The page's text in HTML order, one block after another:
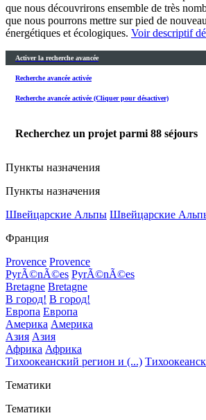
que nous découvrirons ensemble de très
que nous pourrons mettre sur pied de
énergétiques et écologiques. Voir descriptif
Activer la recherche avancée
Recherche avancée activée
Recherche avancée activée (Cliquer pour désactiver)
Recherchez un projet parmi 88 séjours
Пункты назначения
Пункты назначения
Швейцарские Альпы Швейцарские
Франция
Provence Provence
PyrÃ©nÃ©es PyrÃ©nÃ©es
Bretagne Bretagne
В город! В город!
Европа Европа
Америка Америка
Азия Азия
Африка Африка
Тихоокеанский регион и (...)
Тематики
Тематики